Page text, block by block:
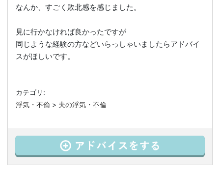
なんか、すごく敗北感を感じました。
見に行かなければ良かったですが
同じような経験の方などいらっしゃいましたらアドバイ
スがほしいです。
カテゴリ:
浮気・不倫 > 夫の浮気・不倫